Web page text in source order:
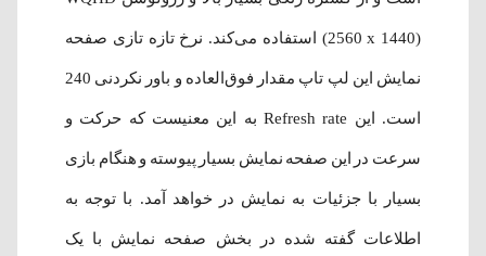
(2560 x 1440) استفاده می‌کند. نرخ تازه تازی صفحه
نمایش این لپ تاپ مقدار فوق‌العاده و باور نکردنی 240
است. این Refresh rate به این معنیست که حرکت و
سرعت در این صفحه نمایش بسیار پیوسته و هنگام بازی
بسیار با جزئیات به نمایش در خواهد آمد. با توجه به
اطلاعات گفته شده در بخش صفحه نمایش با یک